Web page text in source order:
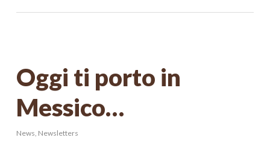
Oggi ti porto in
Messico…
News, Newsletters